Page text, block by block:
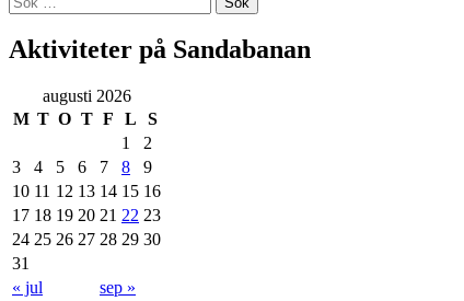
efter:
Aktiviteter på Sandabanan
augusti 2026
M T O T F L
S
1
2
3
4 5 6 7 8
9
10 11 12 13 14 15 16
17 18 19 20 21 22 23
24 25 26 27 28 29 30
31
« jul
sep »